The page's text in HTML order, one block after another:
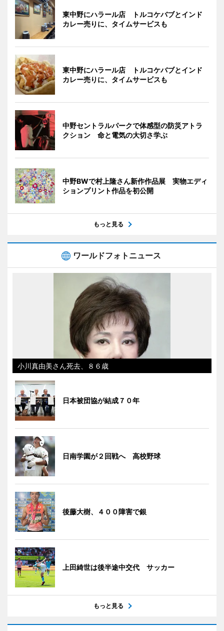
東中野にハラール店 トルコケバブとインド
カレー売りに、タイムサービスも
東中野にハラール店 トルコケバブとインド
カレー売りに、タイムサービスも
中野セントラルパークで体感型の防災アトラ
クション 命と電気の大切さ学ぶ
中野BWで村上隆さん新作作品展 実物エディ
ションプリント作品を初公開
もっと見る
ワールドフォトニュース
小川真由美さん死去、８６歳
日本被団協が結成７０年
日南学園が２回戦へ 高校野球
後藤大樹、４００障害で銀
上田綺世は後半途中交代 サッカー
もっと見る